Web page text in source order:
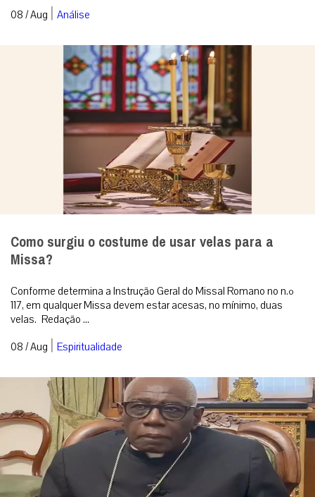
08 / Aug | Análise
Como surgiu o costume de usar velas para a
Missa?
Conforme determina a Instrução Geral do Missal Romano no n.º
117, em qualquer Missa devem estar acesas, no mínimo, duas
velas. Redação ...
08 / Aug | Espiritualidade